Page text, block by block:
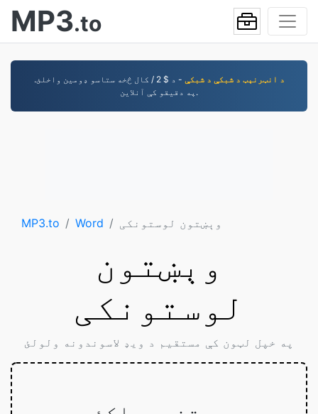
MP3.to
د انټرنېټ د شبکې د شبکې
- د $ 2 / کال څخه ستاسو ډومین واخلئ.
په دقیقو کې آنلاین.
MP3.to Word وېښتون لوستونکی
وېښتون
لوستونکی
په خپل لټون کې مستقیم د ویډ لاسوندونه ولولئ